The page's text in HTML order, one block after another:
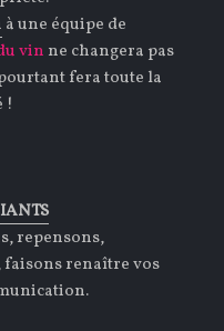
à une équipe de
vin ne changera pas
fera toute la
!
repensons,
renaître vos